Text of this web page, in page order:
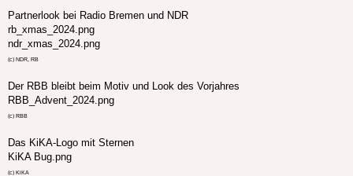
Partnerlook bei Radio Bremen und NDR
rb_xmas_2024.png
ndr_xmas_2024.png
(c) NDR, RB
Der RBB bleibt beim Motiv und Look des Vorjahres
RBB_Advent_2024.png
(c) RBB
Das KiKA-Logo mit Sternen
KiKA Bug.png
(c) KiKA